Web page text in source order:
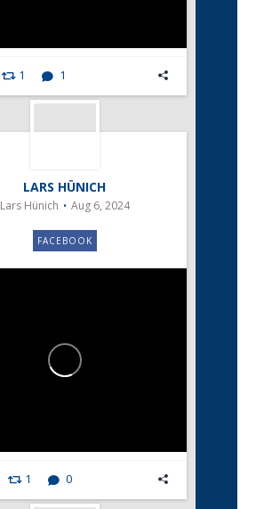
1 1
LARS HÜNICH
Lars Hünich Aug 6, 2024
FACEBOOK
1 0